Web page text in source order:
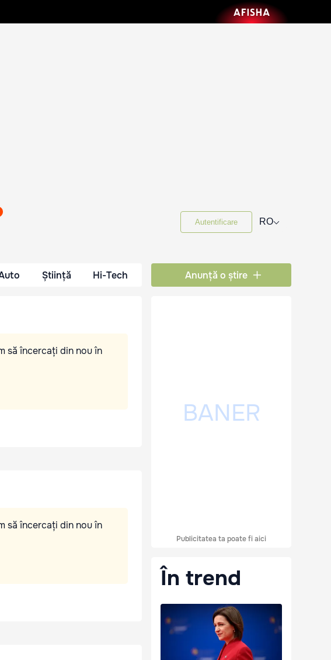
Autentificare RO⌵
Știință Hi-Tech Anunță o știre
să încercați din nou în
să încercați din nou în
Publicitatea ta poate fi aici
În trend